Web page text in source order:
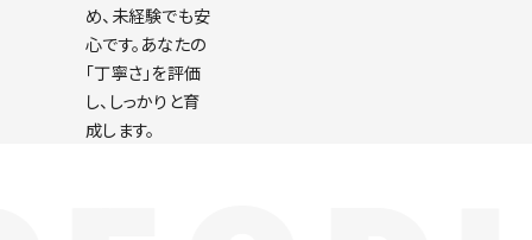
め、未経験でも安
心です。あなたの
「丁寧さ」を評価
し、しっかりと育
成します。